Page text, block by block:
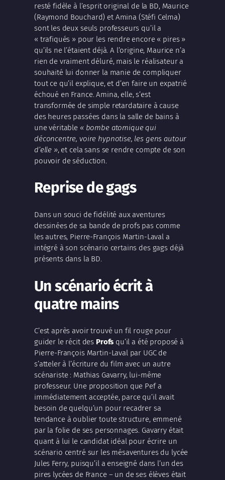
resté fidèle à l’esprit original de la BD, Maurice
(Raymond Bouchard) et Amina (Stéfi Celma)
sont les deux seuls professeurs qu’il a
« trafiqués » pour les rendre encore « pires »
qu’ils ne l’étaient déjà. A l’origine, Maurice n’a
rien de vraiment déluré, mais le réalisateur a
souhaité lui donner la manie de compliquer
tout ce qu’il explique, et d’en faire un expatrié
échoué en France. Amina, elle, s’est
transformée de simple retardataire à cause
des heures passées dans la salle de bains à
une véritable « bombe atomique qui
déconcentre, voire hypnotise, les gens autour
d’elle », et cela sans se rendre compte de son
pouvoir de séduction.
Reprise de gags
Dans un souci de fidélité aux aventures
dessinées de sa bande de profs pas comme
les autres, Pierre-François Martin-Lavala
intégré à son scénario certains des gags déjà
présents dans la BD.
Un scénario écrit à
quatre mains
C’est après avoir trouvé un fil rouge pour
guider le récit des Profs qu’il a été proposé à
Pierre-François Martin-Lavalpar UGC de
s’atteler à l’écriture du film avec un autre
scénariste : Mathias Gavarry, lui-même
professeur. Une proposition que Pefa
immédiatement acceptée, parce qu’il avait
besoin de quelqu’un pour recadrer sa
tendance à oublier toute structure, emmené
par la folie de ses personnages. Gavarryétait
quant à lui le candidat idéal pour écrire un
scénario centré sur les mésaventures du lycée
Jules Ferry, puisqu’il a enseigné dans l’un des
pires lycées de France – un de ses élèves était